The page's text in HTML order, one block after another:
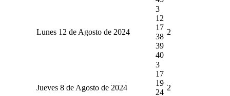
Lunes 12 de Agosto de 2024
3
12
17
38
39
40
2
Jueves 8 de Agosto de 2024
3
17
19
24
2